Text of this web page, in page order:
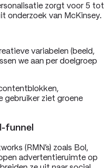
zorgt voor 5 tot
onderzoek van McKinsey.
variabelen (beeld,
we aan per doelgroep
gebruiker ziet groene
funnel
(RMN’s) zoals Bol,
advertentieruimte op